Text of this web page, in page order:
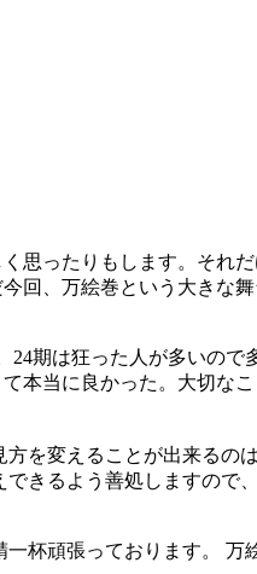
思ったりもします。それ
回、万絵巻という大きな
期は狂った人が多いので
本当に良かった。大切な
を変えることが出来るの
きるよう善処しますので
杯頑張っております。 万